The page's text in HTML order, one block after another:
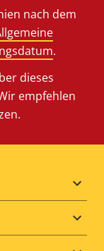
nach dem
.
dieses
empfehlen